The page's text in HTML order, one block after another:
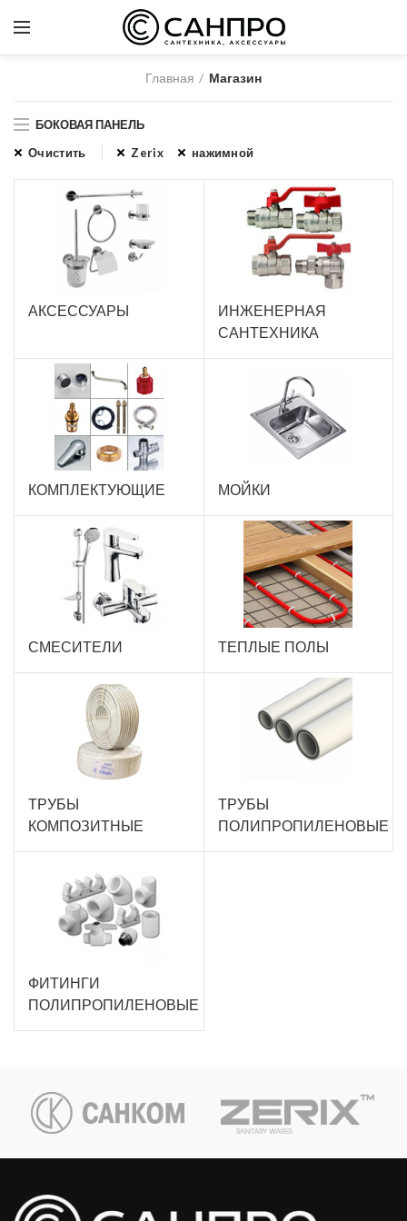
Главная Магазин
БОКОВАЯ ПАНЕЛЬ
Очистить
Zerix нажимной
АКСЕССУАРЫ
ИНЖЕНЕРНАЯ
САНТЕХНИКА
КОМПЛЕКТУЮЩИЕ МОЙКИ
СМЕСИТЕЛИ ТЕПЛЫЕ ПОЛЫ
ТРУБЫ
КОМПОЗИТНЫЕ
ТРУБЫ
ПОЛИПРОПИЛЕНОВЫЕ
ФИТИНГИ
ПОЛИПРОПИЛЕНОВЫЕ